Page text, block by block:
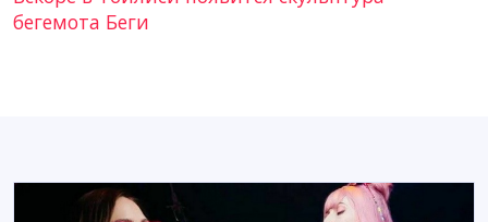
бегемота Беги